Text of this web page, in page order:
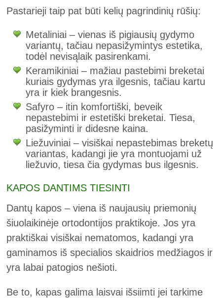
Pastarieji taip pat būti kelių pagrindinių rūšių:
Metaliniai – vienas iš pigiausių gydymo
variantų, tačiau nepasižymintys estetika,
todėl nevisąlaik pasirenkami.
Keramikiniai – mažiau pastebimi breketai
kuriais gydymas yra ilgesnis, tačiau kartu
yra ir kiek brangesnis.
Safyro – itin komfortiški, beveik
nepastebimi ir estetiški breketai. Tiesa,
pasižyminti ir didesne kaina.
Liežuviniai – visiškai nepastebimas breketų
variantas, kadangi jie yra montuojami už
liežuvio, tiesa čia gydymas bus ilgesnis.
KAPOS DANTIMS TIESINTI
Dantų kapos – viena iš naujausių priemonių
šiuolaikinėje ortodontijos praktikoje. Jos yra
praktiškai visiškai nematomos, kadangi yra
gaminamos iš specialios skaidrios medžiagos ir
yra labai patogios nešioti.
Be to, kapas galima laisvai išsiimti jei tarkime